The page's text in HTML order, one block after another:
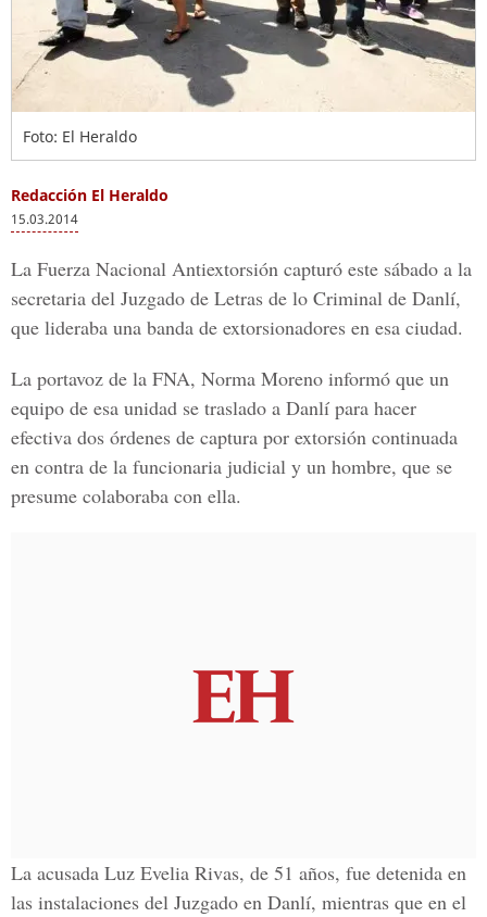
Foto: El Heraldo
Redacción El Heraldo
15.03.2014
La Fuerza Nacional Antiextorsión capturó este sábado a la
secretaria del Juzgado de Letras de lo Criminal de Danlí,
que lideraba una banda de extorsionadores en esa ciudad.
La portavoz de la FNA, Norma Moreno informó que un
equipo de esa unidad se traslado a Danlí para hacer
efectiva dos órdenes de captura por extorsión continuada
en contra de la funcionaria judicial y un hombre, que se
presume colaboraba con ella.
La acusada Luz Evelia Rivas, de 51 años, fue detenida en
las instalaciones del Juzgado en Danlí, mientras que en el